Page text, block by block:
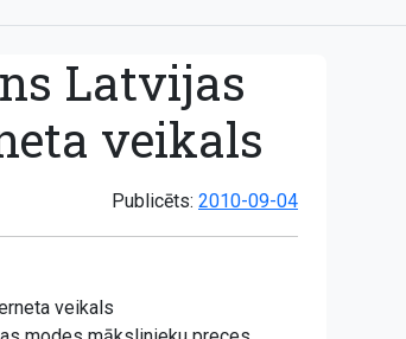
Latvijas
veikals
Publicēts: 2010-09-04
veikals